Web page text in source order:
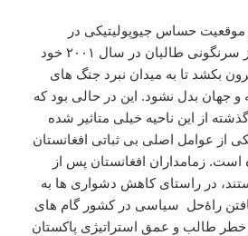
موقعیت حساس جیوپولیتیکی در
منطقه نتوانست، پس از سرنگونی طالبان در سال ۲۰۰۱ خود
بکشد تا به میدان نبرد جنگ های
جهان بدل نشود. این در حالی بود که
از این ناحیه خیلی متاثیر شده
از عوامل اصلی بی ثباتی افغانستان
است. زمامداران افغانستان پس از
در راستای کاهش دشواری ها به
یافتن راۀحل سیاسی در کشور گام های
خطر طالب و عمق استراتیژی پاکستان